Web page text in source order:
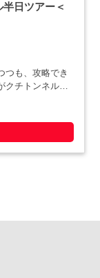
半日ツアー＜
つも、攻略でき
クチトンネルで
撃退にまで追
ぶりを追体験
・・・・